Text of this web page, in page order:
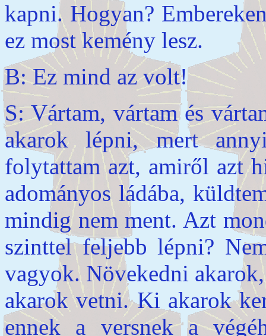
kapni. Hogyan?
ez most kemény lesz.
B: Ez mind az volt!
S: Vártam, vártam és
akarok lépni, mert
folytattam azt, amiről azt
adományos ládába,
mindig nem ment. Azt
szinttel feljebb lépni?
vagyok. Növekedni
akarok vetni. Ki akarok
ennek a versnek a